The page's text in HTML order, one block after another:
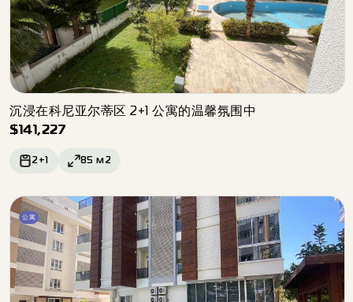
沉浸在科尼亚尔蒂区 2+1 公寓的温馨氛围中
$ 141,227
2+1 85 м2
公寓